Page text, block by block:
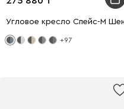
Угловое кресло Спейс-М
+97